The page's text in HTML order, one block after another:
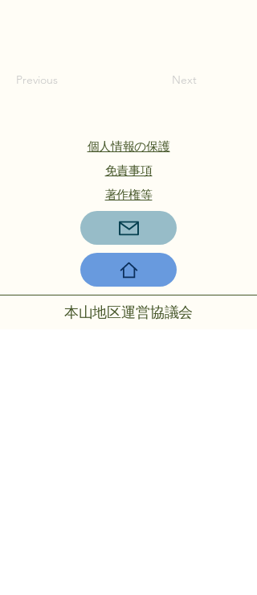
Previous Next
個人情報の保護
​免責事項
著作権等
本山地区運営協議会